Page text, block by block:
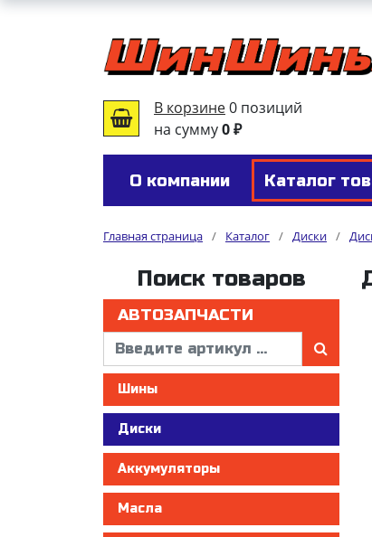
В корзине0 позиций
на сумму0 ₽
О компании Каталог
Главная страница / Каталог / Диски /
Поиск товаров
АВТОЗАПЧАСТИ
Шины
Диски
Аккумуляторы
Масла